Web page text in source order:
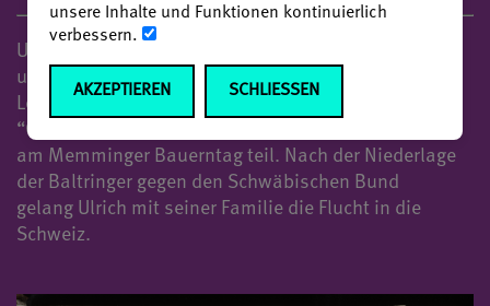
unsere Inhalte und Funktionen kontinuierlich
verbessern.
AKZEPTIEREN SCHLIESSEN
Ulrich Schmid war ein Anhänger der Reformation
und damit auch ein Verfechter der biblischen
Legitimation des Aufstandes in Form des
“Gottesgnadentums”. Ulrich nahm unter anderem
am Memminger Bauerntag teil. Nach der Niederlage
der Baltringer gegen den Schwäbischen Bund
gelang Ulrich mit seiner Familie die Flucht in die
Schweiz.